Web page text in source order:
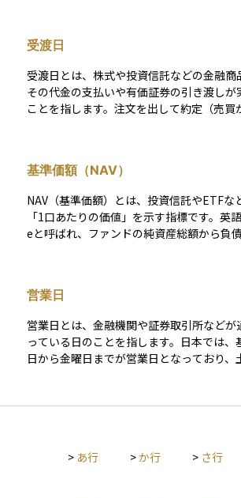
受渡日
受渡日とは、株式や投資信託などの金融商
その代金の支払いや有価証券の引き渡しが
ことを指します。注文を出して約定（売買
します。この日以降、買い手は正式な保有
（配当や議決権など）を得ることになりま
上の取扱いにおいては、取引が実際に成立
基準に考えることが多いため、重要なス
なっています。
基準価額（NAV）
NAV（基準価額）とは、投資信託やETFな
「1口あたりの価値」を示す指標です。英
eと呼ばれ、ファンドの純資産総額から負
くの場合、取引終了後）に算出されます。
動きは反映されず、翌営業日に公表される
で、ETFの場合も同様のNAVが算出されて
「取引日の理論的終値」を示すもので、
はiNAV（インディカティブNAV）が補完的に
どの程度増減しているか」を把握することがで
し、NAVはあくまで算出時点の理論価格で
営業日
営業日とは、金融機関や証券取引所など
っている日のことを指します。日本では
日から金曜日までが営業日となっており、
限定されるため、この日数の数え方が非常
ではなく、金融のスケジュールに基づく日
> あ行 >か行 > さ行